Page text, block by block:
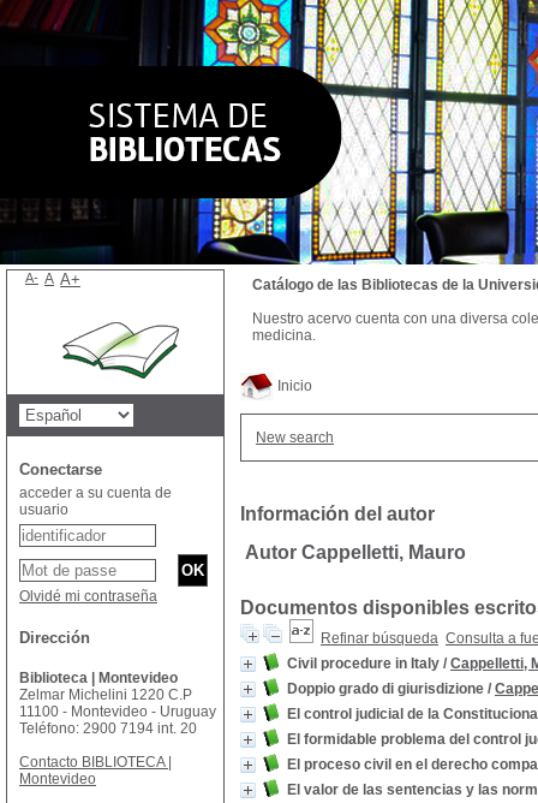
Inicio
New search
Información del autor
Autor Cappelletti, Mauro
Documentos disponibles
Refinar búsqueda Consulta a
Civil procedure in Italy / Cappelletti,
Doppio grado di giurisdizione /
El control judicial de la
El formidable problema del control
El proceso civil en el derecho
El valor de las sentencias y las
Catálogo de las Bibliotecas de la
Nuestro acervo cuenta con una diversa
medicina.
A- A A+
Conectarse
acceder a su cuenta de
usuario
Olvidé mi contraseña
Dirección
Biblioteca | Montevideo
Zelmar Michelini 1220 C.P
11100 - Montevideo - Uruguay
Teléfono: 2900 7194 int. 20
Contacto BIBLIOTECA |
Montevideo